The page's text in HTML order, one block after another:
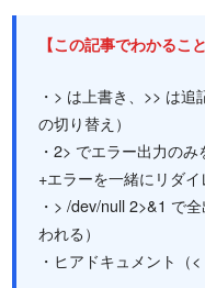
【この記事でわかること
・> は上書き、>> は
の切り替え）
・2> でエラー出力の
+エラーを一緒にリダイ
・> /dev/null 2>&1 で
われる）
・ヒアドキュメント（<